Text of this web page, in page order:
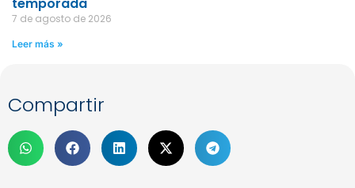
7 de agosto de 2026
Leer más »
Compartir